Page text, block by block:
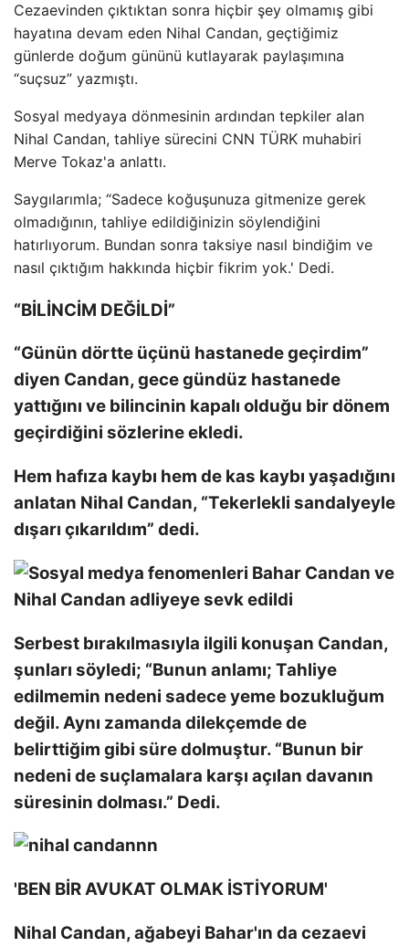
Cezaevinden çıktıktan sonra hiçbir şey olmamış gibi
hayatına devam eden Nihal Candan, geçtiğimiz
günlerde doğum gününü kutlayarak paylaşımına
“suçsuz” yazmıştı.
Sosyal medyaya dönmesinin ardından tepkiler alan
Nihal Candan, tahliye sürecini CNN TÜRK muhabiri
Merve Tokaz'a anlattı.
Saygılarımla; “Sadece koğuşunuza gitmenize gerek
olmadığının, tahliye edildiğinizin söylendiğini
hatırlıyorum. Bundan sonra taksiye nasıl bindiğim ve
nasıl çıktığım hakkında hiçbir fikrim yok.' Dedi.
“BİLİNCİM DEĞİLDİ”
“Günün dörtte üçünü hastanede geçirdim”
diyen Candan, gece gündüz hastanede
yattığını ve bilincinin kapalı olduğu bir dönem
geçirdiğini sözlerine ekledi.
Hem hafıza kaybı hem de kas kaybı yaşadığını
anlatan Nihal Candan, “Tekerlekli sandalyeyle
dışarı çıkarıldım” dedi.
Serbest bırakılmasıyla ilgili konuşan Candan,
şunları söyledi; “Bunun anlamı; Tahliye
edilmemin nedeni sadece yeme bozukluğum
değil. Aynı zamanda dilekçemde de
belirttiğim gibi süre dolmuştur. “Bunun bir
nedeni de suçlamalara karşı açılan davanın
süresinin dolması.” Dedi.
'BEN BİR AVUKAT OLMAK İSTİYORUM'
Nihal Candan, ağabeyi Bahar'ın da cezaevi